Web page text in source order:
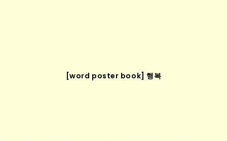
[word poster book] 행복